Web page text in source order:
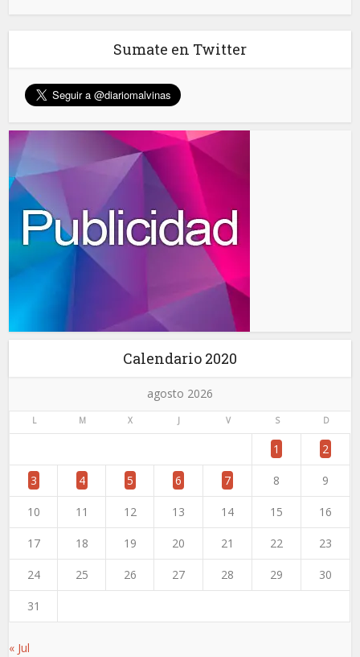
Sumate en Twitter
Calendario 2020
agosto 2026
L M X J V S D
1 2
3 4 5 6 7 8 9
10 11 12 13 14 15 16
17 18 19 20 21 22 23
24 25 26 27 28 29 30
31
« Jul